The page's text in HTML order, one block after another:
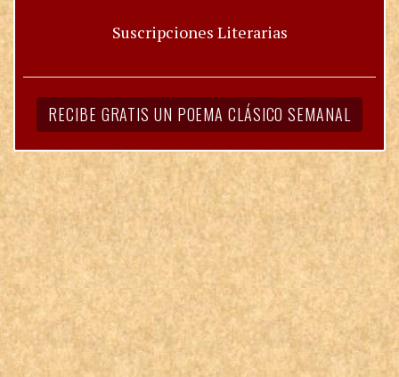
Suscripciones Literarias
RECIBE GRATIS UN POEMA CLÁSICO SEMANAL